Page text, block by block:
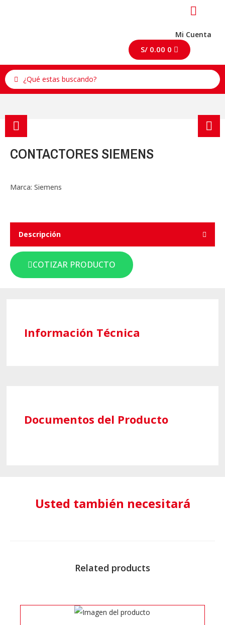
Mi Cuenta
S/ 0.00 0
CONTACTORES SIEMENS
Marca: Siemens
Descripción
COTIZAR PRODUCTO
Información Técnica
Documentos del Producto
Usted también necesitará
Related products